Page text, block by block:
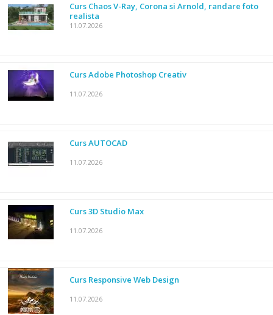
Curs Chaos V-Ray, Corona si Arnold, randare foto
realista
11.07.2026
Curs Adobe Photoshop Creativ
11.07.2026
Curs AUTOCAD
11.07.2026
Curs 3D Studio Max
11.07.2026
Curs Responsive Web Design
11.07.2026